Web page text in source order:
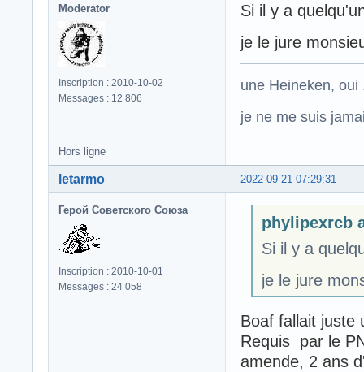
Moderator
Inscription : 2010-10-02
Messages : 12 806
Si il y a
je le jure
une Heineken,
je ne me suis
Hors ligne
2022-09-21 07:29:31
letarmo
Герой Советского Союза
Inscription : 2010-10-01
Messages : 24 058
phylipexrcb
Si il y a
je le jure
Boaf fallait
Requis par le
amende, 2 ans